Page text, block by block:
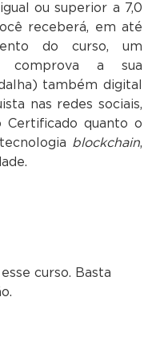
ou superior a 7,0
receberá, em até
do curso, um
comprova a sua
também digital
nas redes sociais,
quanto o
blockchain,
curso. Basta